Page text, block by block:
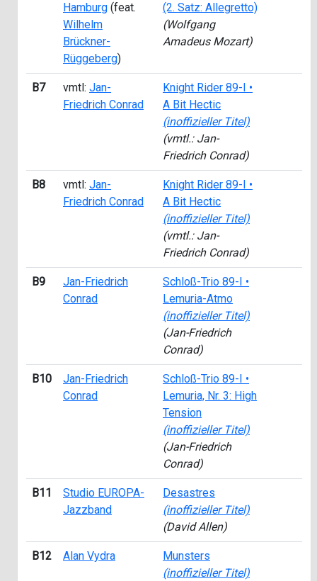
Hamburg (feat.
Wilhelm
Brückner-
Rüggeberg)
(2. Satz: Allegretto)
(Wolfgang
Amadeus Mozart)
B7 vmtl: Jan-
Friedrich Conrad
Knight Rider 89-I •
A Bit Hectic
(inoffizieller Titel)
(vmtl.: Jan-
Friedrich Conrad)
B8 vmtl: Jan-
Friedrich Conrad
Knight Rider 89-I •
A Bit Hectic
(inoffizieller Titel)
(vmtl.: Jan-
Friedrich Conrad)
B9
Jan-Friedrich
Conrad
Schloß-Trio 89-I •
Lemuria-Atmo
(inoffizieller Titel)
(Jan-Friedrich
Conrad)
B10
Jan-Friedrich
Conrad
Schloß-Trio 89-I •
Lemuria, Nr. 3: High
Tension
(inoffizieller Titel)
(Jan-Friedrich
Conrad)
B11
Studio EUROPA-
Jazzband
Desastres
(inoffizieller Titel)
(David Allen)
B12 Alan Vydra
Munsters
(inoffizieller Titel)